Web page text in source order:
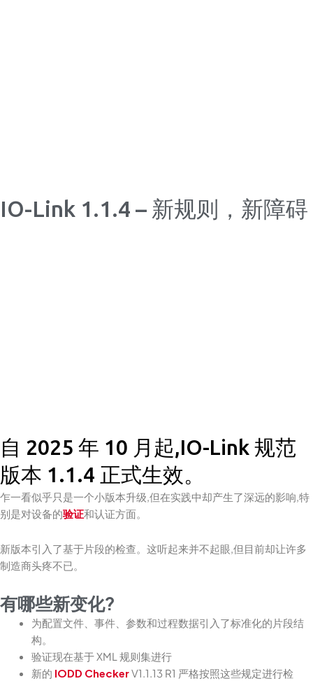
IO-Link 1.1.4 – 新规则，新障碍
自 2025 年 10 月起,IO-Link 规范
版本 1.1.4 正式生效。
乍一看似乎只是一个小版本升级,但在实践中却产生了深远的影响,特
别是对设备的验证和认证方面。
新版本引入了基于片段的检查。这听起来并不起眼,但目前却让许多
制造商头疼不已。
有哪些新变化?
为配置文件、事件、参数和过程数据引入了标准化的片段结
构。
验证现在基于 XML 规则集进行
新的 IODD CheckerV1.1.13 R1 严格按照这些规定进行检